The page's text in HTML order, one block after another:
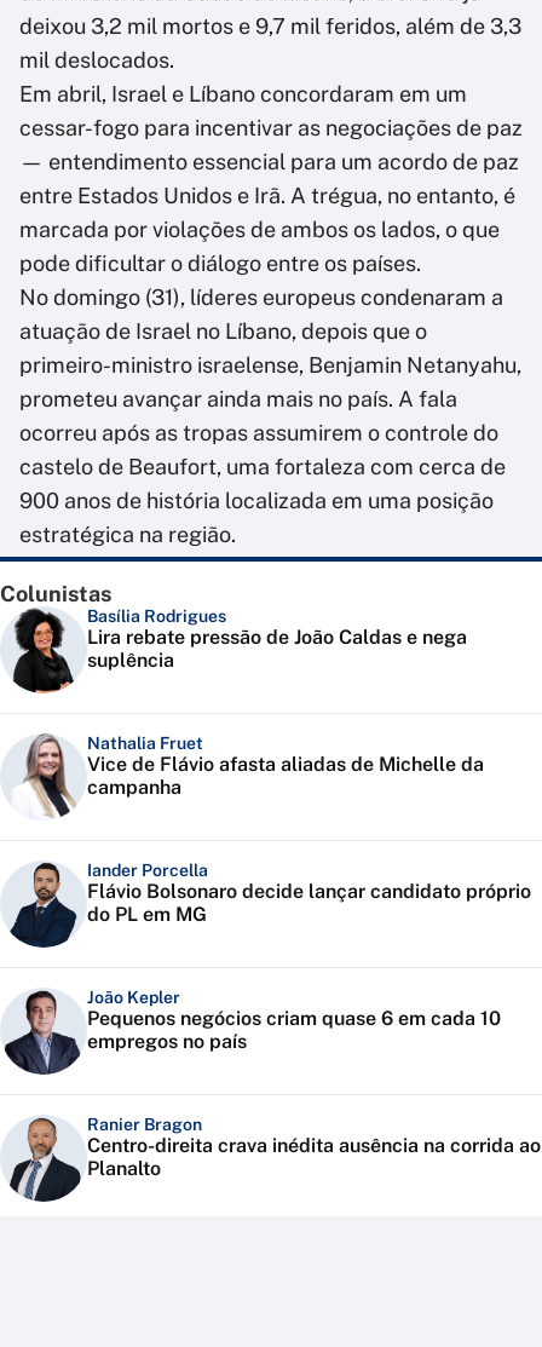
deixou 3,2 mil mortos e 9,7 mil feridos, além de 3,3
mil deslocados.
Em abril, Israel e Líbano concordaram em um
cessar-fogo para incentivar as negociações de paz
— entendimento essencial para um acordo de paz
entre Estados Unidos e Irã. A trégua, no entanto, é
marcada por violações de ambos os lados, o que
pode dificultar o diálogo entre os países.
No domingo (31), líderes europeus condenaram a
atuação de Israel no Líbano, depois que o
primeiro-ministro israelense, Benjamin Netanyahu,
prometeu avançar ainda mais no país. A fala
ocorreu após as tropas assumirem o controle do
castelo de Beaufort, uma fortaleza com cerca de
900 anos de história localizada em uma posição
estratégica na região.
Colunistas
Basília Rodrigues
Lira rebate pressão de João Caldas e nega
suplência
Nathalia Fruet
Vice de Flávio afasta aliadas de Michelle da
campanha
Iander Porcella
Flávio Bolsonaro decide lançar candidato próprio
do PL em MG
João Kepler
Pequenos negócios criam quase 6 em cada 10
empregos no país
Ranier Bragon
Centro-direita crava inédita ausência na corrida ao
Planalto